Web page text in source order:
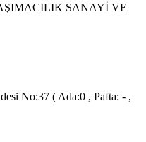
SANAYİ VE
No:37 ( Ada:0 , Pafta: - ,